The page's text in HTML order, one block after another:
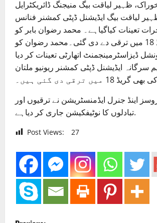
ظہیر لیاقت بیگ منیجنگ ڈائریکٹرایل
لیاقت بیگ ایڈیشنل ڈپٹی کمشنر فنانس
تعینات کیاگیاہے۔ محمد رضوان بابر کو
بھی گریڈ 18 میں ترقی دے دی گئی۔محمد رضوان کو
ڈیزاسٹرمینجمنٹ اتھارٹی تعینات کر دیا
سرگانہ ایڈیشنل ڈپٹی کمشنر ریونیو ملتان
کی بھی گریڈ 18 میں ترقی دی گئی ہیں۔
اینڈ جنرل ایڈمنسٹریشن نے ترقیوں اور
تبادلوں کا نوٹیفکیشن جاری کر دیاہے.
Post Views: 27